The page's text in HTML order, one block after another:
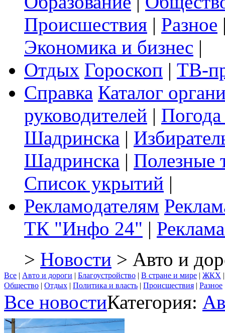
Происшествия | Разное
Экономика и бизнес |
Отдых Гороскоп | ТВ-
Справка Каталог
руководителей |
Шадринска |
Шадринска | Полезные
Список укрытий |
Рекламодателям
ТК "Инфо 24" |
> Новости > Авто и
Все | Авто и дороги | Благоустройство | В стране и мире | ЖКХ
Общество | Отдых | Политика и власть | Происшествия | Разное
Все новостиКатегория: